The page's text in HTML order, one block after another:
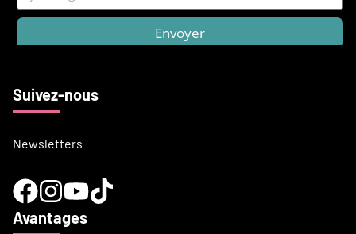
Envoyer
Suivez-nous
Newsletters
Avantages